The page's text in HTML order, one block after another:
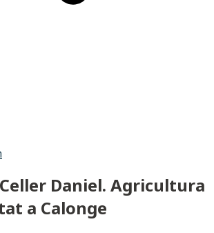
Daniel. Agricultura
a Calonge